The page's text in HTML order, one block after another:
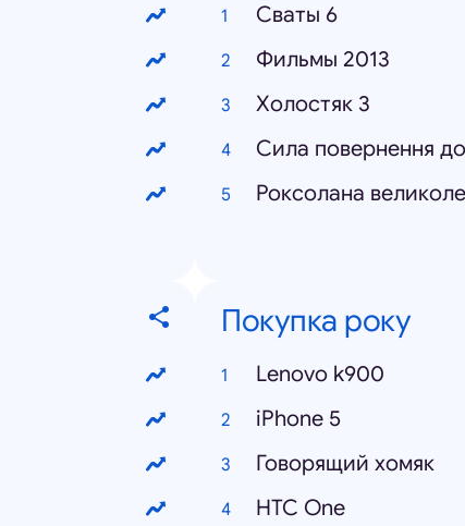
Сваты 6
Фильмы 2013
Холостяк 3
Сила повернення
Роксолана
Покупка року
Lenovo k900
iPhone 5
Говорящий хомяк
HTC One